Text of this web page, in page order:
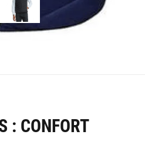
: CONFORT